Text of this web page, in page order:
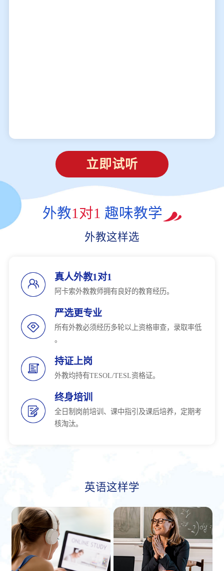
立即试听
外教1对1 趣味教学
外教这样选
真人外教1对1
阿卡索外教教师拥有良好的教育经历。
严选更专业
所有外教必须经历多轮以上资格审查，录取率低
。
持证上岗
外教均持有TESOL/TESL资格证。
终身培训
全日制岗前培训、课中指引及课后培养，定期考
核淘汰。
英语这样学